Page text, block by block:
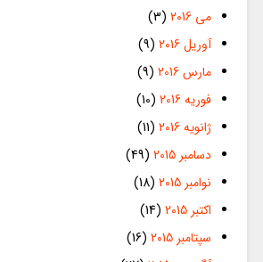
می 2016
(3)
آوریل 2016
(9)
مارس 2016
(9)
فوریه 2016
(10)
ژانویه 2016
(11)
دسامبر 2015
(49)
نوامبر 2015
(18)
اکتبر 2015
(14)
سپتامبر 2015
(16)